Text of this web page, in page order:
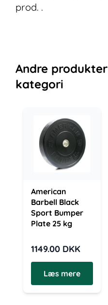
prod. .
Andre produkter
kategori
American
Barbell Black
Sport Bumper
Plate 25 kg
1149.00 DKK
Læs mere